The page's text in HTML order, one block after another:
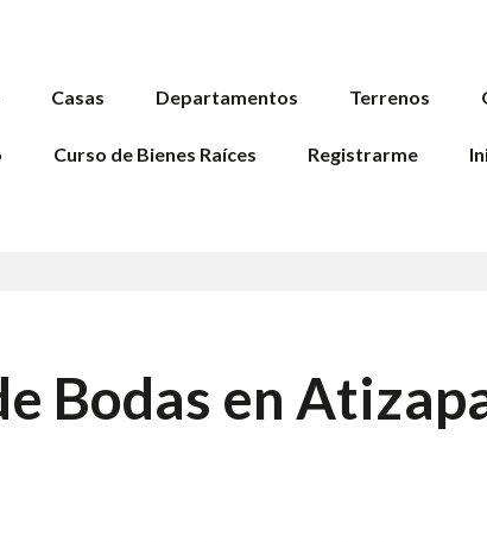
Casas Departamentos Terrenos
Curso de Bienes Raíces Registrarme
Bodas en